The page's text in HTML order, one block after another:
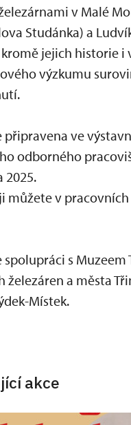
v Malé
Studánka) a
jejich historie i
výzkumu
připravena ve
odborného
2025.
můžete v pracovních
spolupráci s Muzeem
železáren a města
Místek.
akce